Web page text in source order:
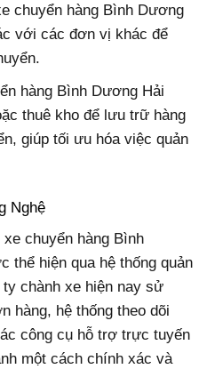
chuyển hàng Bình Dương
với các đơn vị khác để
hàng Bình Dương Hải
thuê kho để lưu trữ hàng
giúp tối ưu hóa việc quản
Nghệ
chuyển hàng Bình
thể hiện qua hệ thống quản
chành xe hiện nay sử
hàng, hệ thống theo dõi
công cụ hỗ trợ trực tuyến
một cách chính xác và